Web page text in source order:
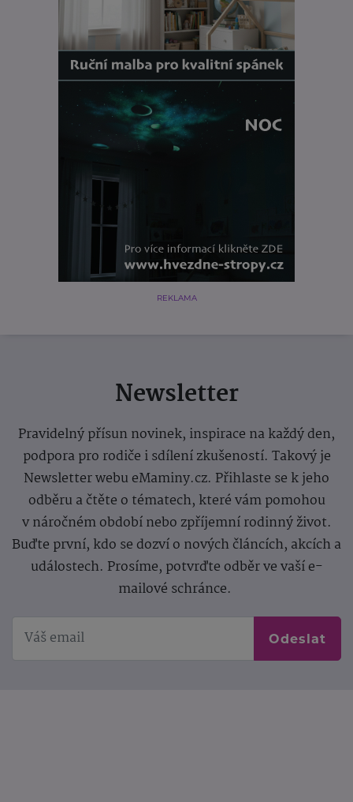
REKLAMA
Newsletter
Pravidelný přísun novinek, inspirace na každý den,
podpora pro rodiče i sdílení zkušeností. Takový je
Newsletter webu eMaminy.cz. Přihlaste se k jeho
odběru a čtěte o tématech, které vám pomohou
v náročném období nebo zpříjemní rodinný život.
Buďte první, kdo se dozví o nových článcích, akcích a
událostech. Prosíme, potvrďte odběr ve vaší e-
mailové schránce.
Odeslat